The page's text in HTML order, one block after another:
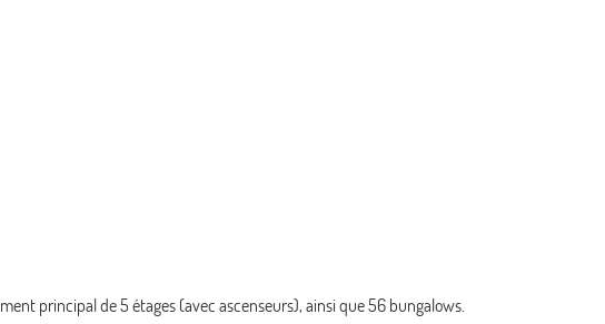
principal de 5 étages (avec ascenseurs), ainsi que 56 bungalows.